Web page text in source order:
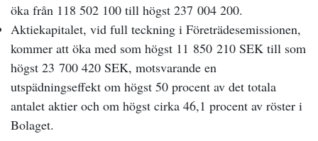
öka från 118 502 100 till högst 237 004 200.
Aktiekapitalet, vid full teckning i Företrädesemissionen,
kommer att öka med som högst 11 850 210 SEK till som
högst 23 700 420 SEK, motsvarande en
utspädningseffekt om högst 50 procent av det totala
antalet aktier och om högst cirka 46,1 procent av röster i
Bolaget.